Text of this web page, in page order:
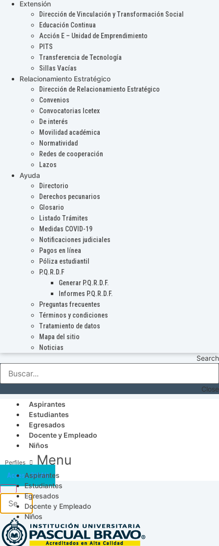
Extensión
Dirección de Vinculación y Transformación Social
Educación Continua
Acción E – Unidad de Emprendimiento
PITS
Transferencia de Tecnología
Sillas Vacías
Relacionamiento Estratégico
Dirección de Relacionamiento Estratégico
Convenios
Convocatorias Icetex
De interés
Movilidad académica
Normatividad
Redes de cooperación
Lazos
Ayuda
Directorio
Derechos pecunarios
Glosario
Listado Trámites
Medidas COVID-19
Notificaciones judiciales
Pagos en línea
Póliza estudiantil
P.Q.R.D.F
Generar P.Q.R.D.F.
Informes P.Q.R.D.F.
Preguntas frecuentes
Términos y condiciones
Tratamiento de datos
Mapa del sitio
Noticias
Search
Close
Aspirantes
Estudiantes
Egresados
Docente y Empleado
Niños
Menu
Aspirantes
Estudiantes
Egresados
Docente y Empleado
Niños
Acceso SICAU